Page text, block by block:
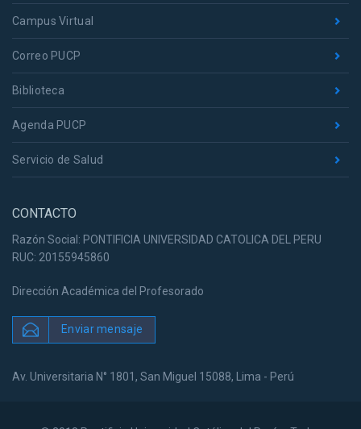
Campus Virtual
Correo PUCP
Biblioteca
Agenda PUCP
Servicio de Salud
CONTACTO
Razón Social: PONTIFICIA UNIVERSIDAD CATOLICA DEL PERU
RUC: 20155945860
Dirección Académica del Profesorado
Enviar mensaje
Av. Universitaria N° 1801, San Miguel 15088, Lima - Perú